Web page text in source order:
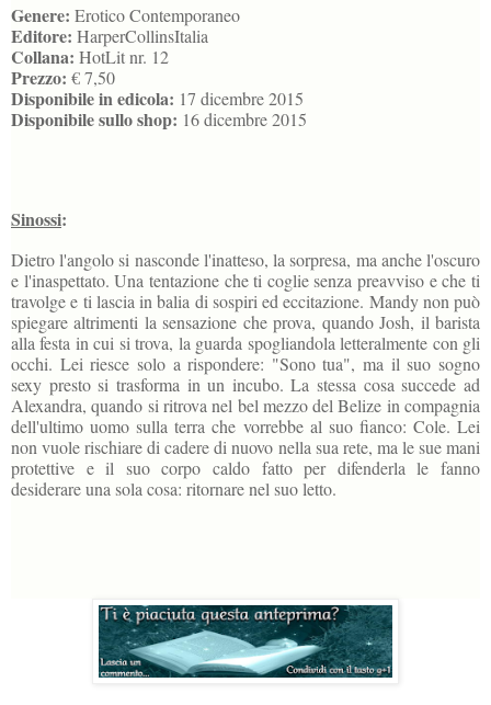
Genere: Erotico Contemporaneo
Editore: HarperCollinsItalia
Collana: HotLit nr. 12
Prezzo: € 7,50
Disponibile in edicola: 17 dicembre 2015
Disponibile sullo shop: 16 dicembre 2015
Sinossi:
Dietro l'angolo si nasconde l'inatteso, la sorpresa, ma anche l'oscuro
e l'inaspettato. Una tentazione che ti coglie senza preavviso e che ti
travolge e ti lascia in balia di sospiri ed eccitazione. Mandy non può
spiegare altrimenti la sensazione che prova, quando Josh, il barista
alla festa in cui si trova, la guarda spogliandola letteralmente con gli
occhi. Lei riesce solo a rispondere: "Sono tua", ma il suo sogno
sexy presto si trasforma in un incubo. La stessa cosa succede ad
Alexandra, quando si ritrova nel bel mezzo del Belize in compagnia
dell'ultimo uomo sulla terra che vorrebbe al suo fianco: Cole. Lei
non vuole rischiare di cadere di nuovo nella sua rete, ma le sue mani
protettive e il suo corpo caldo fatto per difenderla le fanno
desiderare una sola cosa: ritornare nel suo letto.